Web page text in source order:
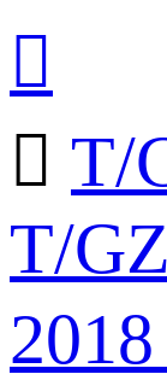

 T/
T/